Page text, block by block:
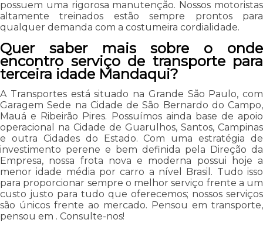
possuem uma rigorosa manutenção. Nossos motoristas
altamente treinados estão sempre prontos para
qualquer demanda com a costumeira cordialidade.
Quer saber mais sobre o onde
encontro serviço de transporte para
terceira idade Mandaqui?
A Transportes está situado na Grande São Paulo, com
Garagem Sede na Cidade de São Bernardo do Campo,
Mauá e Ribeirão Pires. Possuímos ainda base de apoio
operacional na Cidade de Guarulhos, Santos, Campinas
e outra Cidades do Estado. Com uma estratégia de
investimento perene e bem definida pela Direção da
Empresa, nossa frota nova e moderna possui hoje a
menor idade média por carro a nível Brasil. Tudo isso
para proporcionar sempre o melhor serviço frente a um
custo justo para tudo que oferecemos; nossos serviços
são únicos frente ao mercado. Pensou em transporte,
pensou em . Consulte-nos!